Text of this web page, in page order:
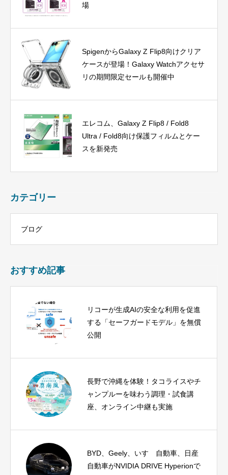
場
SpigenからGalaxy Z Flip8向けクリア
ケースが登場！Galaxy Watchアクセサ
リの期間限定セールも開催中
エレコム、Galaxy Z Flip8 / Fold8
Ultra / Fold8向け保護フィルムとケー
スを新発売
カテゴリー
ブログ
おすすめ記事
リコーが生成AIの安全な利用を促進
する「セーフガードモデル」を無償
公開
長野で沖縄を体験！タコライスやチ
ャンプルーを味わう調理・試食講
座、オンライン中継も実施
BYD、Geely、いすゞ自動車、日産
自動車がNVIDIA DRIVE Hyperionで